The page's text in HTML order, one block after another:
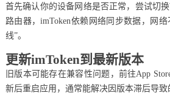
首先确认你的设备网络是否正常，尝试切
路由器，imToken依赖网络同步数据，网
线”。
更新imToken到最新版本
旧版本可能存在兼容性问题，前往App
新后重启应用，通常能解决因版本滞后导致